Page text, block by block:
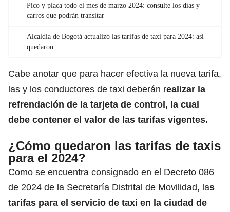
Pico y placa todo el mes de marzo 2024: consulte los días y
carros que podrán transitar
Alcaldía de Bogotá actualizó las tarifas de taxi para 2024: así
quedaron
Cabe anotar que para hacer efectiva la nueva tarifa,
las y los conductores de taxi deberán realizar la
refrendación de la tarjeta de control, la cual
debe contener el valor de las tarifas vigentes.
¿Cómo quedaron las tarifas de taxis
para el 2024?
Como se encuentra consignado en el Decreto 086
de 2024 de la Secretaría Distrital de Movilidad, las
tarifas para el servicio de taxi en la ciudad de